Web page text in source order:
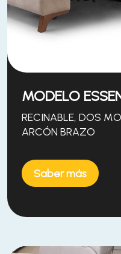
MODELO
RECINABLE, DOS
ARCÓN BRAZO
Saber más